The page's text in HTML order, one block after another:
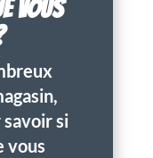
VOUS
si
vous